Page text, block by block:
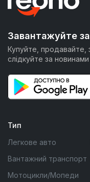
Завантажуйте
Купуйте, продавайте,
слідкуйте за
Тип
Легкове авто
Вантажний транспорт
Мотоцикли/Мопеди